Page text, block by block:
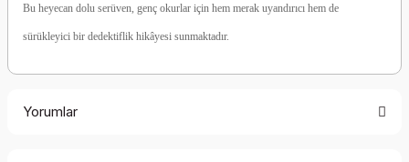
Bu heyecan dolu serüven, genç okurlar için hem merak uyandırıcı hem de
sürükleyici bir dedektiflik hikâyesi sunmaktadır.
Yorumlar